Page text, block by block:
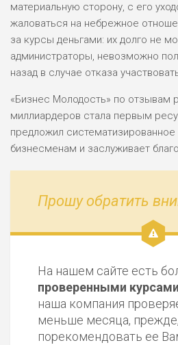
материальную сторону, с его
жаловаться на небрежное
за курсы деньгами: их долго не
администраторы, невозможно
назад в случае отказа
«Бизнес Молодость» по отзывам
миллиардеров стала первым
предложил
бизнесменам и заслуживает
Прошу обратить
На нашем сайте есть
проверенными курсами
наша компания
меньше месяца,
порекомендовать ее